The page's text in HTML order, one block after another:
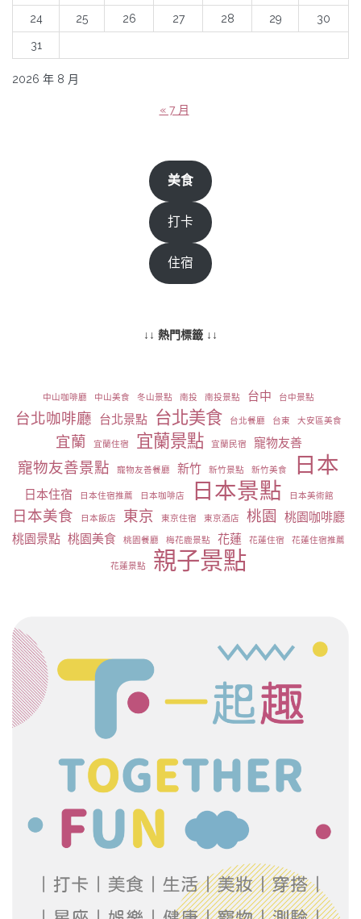
2026 年 8 月
24 25 26 27 28 29 30
31
« 7 月
美食
打卡
住宿
↓↓ 熱門標籤 ↓↓
中山咖啡廳 中山美食 冬山景點 南投 南投景點 台中 台中景點
台北咖啡廳 台北景點 台北美食 台北餐廳 台東 大安區美食
宜蘭 宜蘭住宿 宜蘭景點 宜蘭民宿 寵物友善
寵物友善景點 寵物友善餐廳 新竹 新竹景點 新竹美食 日本
日本住宿 日本住宿推薦 日本咖啡店 日本景點 日本美術館
日本美食 日本飯店 東京 東京住宿 東京酒店 桃園
桃園咖啡廳
桃園景點 桃園美食 桃園餐廳 梅花鹿景點 花蓮 花蓮住宿 花蓮住宿推薦
花蓮景點 親子景點